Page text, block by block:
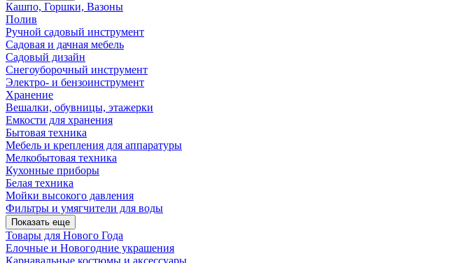
Кашпо, Горшки, Вазоны
Полив
Ручной садовый инструмент
Садовая и дачная мебель
Садовый дизайн
Снегоуборочный инструмент
Электро- и бензоинструмент
Хранение
Вешалки, обувницы, этажерки
Емкости для хранения
Бытовая техника
Мебель и крепления для аппаратуры
Мелкобытовая техника
Кухонные приборы
Белая техника
Мойки высокого давления
Фильтры и умягчители для воды
Показать еще
Товары для Нового Года
Елочные и Новогодние украшения
Карнавальные костюмы и аксессуары